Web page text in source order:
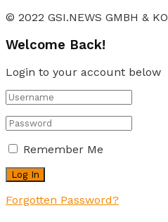
© 2022 GSI.NEWS GMBH &
Welcome Back!
Login to your account below
Remember Me
Forgotten Password?